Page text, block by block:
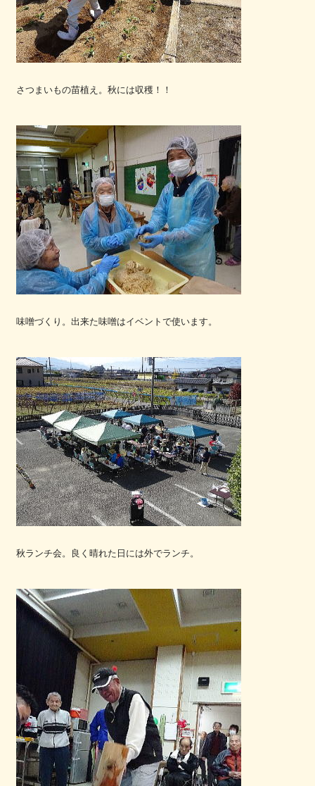
さつまいもの苗植え。秋には収穫！！
味噌づくり。出来た味噌はイベントで使います。
秋ランチ会。良く晴れた日には外でランチ。